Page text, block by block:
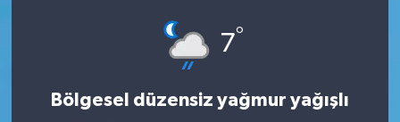
7°
Bölgesel düzensiz yağmur yağışlı